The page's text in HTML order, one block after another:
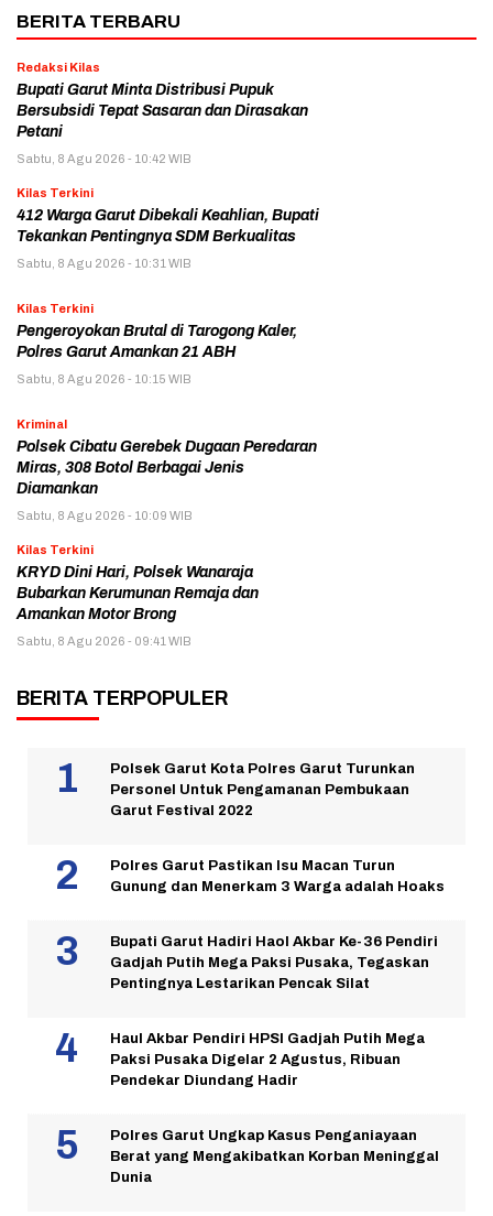
BERITA TERBARU
Redaksi Kilas
Bupati Garut Minta Distribusi Pupuk
Bersubsidi Tepat Sasaran dan Dirasakan
Petani
Sabtu, 8 Agu 2026 - 10:42 WIB
Kilas Terkini
412 Warga Garut Dibekali Keahlian, Bupati
Tekankan Pentingnya SDM Berkualitas
Sabtu, 8 Agu 2026 - 10:31 WIB
Kilas Terkini
Pengeroyokan Brutal di Tarogong Kaler,
Polres Garut Amankan 21 ABH
Sabtu, 8 Agu 2026 - 10:15 WIB
Kriminal
Polsek Cibatu Gerebek Dugaan Peredaran
Miras, 308 Botol Berbagai Jenis
Diamankan
Sabtu, 8 Agu 2026 - 10:09 WIB
Kilas Terkini
KRYD Dini Hari, Polsek Wanaraja
Bubarkan Kerumunan Remaja dan
Amankan Motor Brong
Sabtu, 8 Agu 2026 - 09:41 WIB
BERITA TERPOPULER
Polsek Garut Kota Polres Garut Turunkan
Personel Untuk Pengamanan Pembukaan
Garut Festival 2022
Polres Garut Pastikan Isu Macan Turun
Gunung dan Menerkam 3 Warga adalah Hoaks
Bupati Garut Hadiri Haol Akbar Ke-36 Pendiri
Gadjah Putih Mega Paksi Pusaka, Tegaskan
Pentingnya Lestarikan Pencak Silat
Haul Akbar Pendiri HPSI Gadjah Putih Mega
Paksi Pusaka Digelar 2 Agustus, Ribuan
Pendekar Diundang Hadir
Polres Garut Ungkap Kasus Penganiayaan
Berat yang Mengakibatkan Korban Meninggal
Dunia